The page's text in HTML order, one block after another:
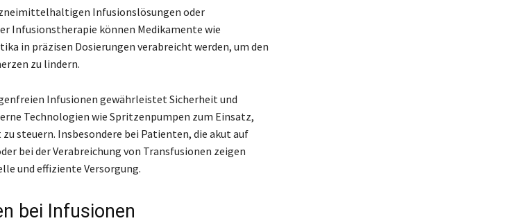
Infusionslösungen oder
Infusionstherapie können Medikamente wie
in präzisen Dosierungen verabreicht werden, um den
zu lindern.
Infusionen gewährleistet Sicherheit und
Technologien wie Spritzenpumpen zum Einsatz,
steuern. Insbesondere bei Patienten, die akut auf
bei der Verabreichung von Transfusionen zeigen
und effiziente Versorgung.
bei Infusionen